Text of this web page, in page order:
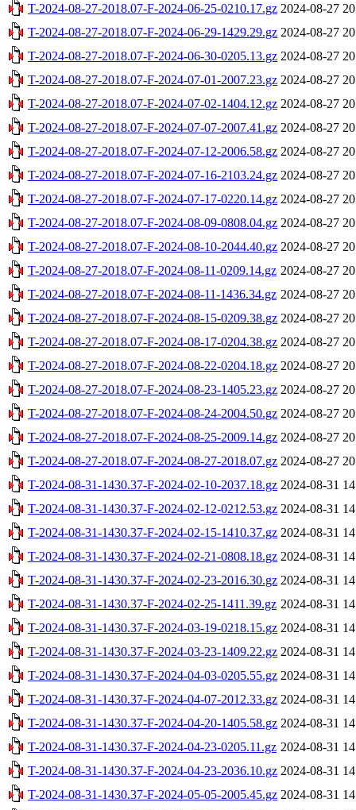
T-2024-08-27-2018.07-F-2024-06-25-0210.17.gz 2024-08-27
T-2024-08-27-2018.07-F-2024-06-29-1429.29.gz 2024-08-27
T-2024-08-27-2018.07-F-2024-06-30-0205.13.gz 2024-08-27
T-2024-08-27-2018.07-F-2024-07-01-2007.23.gz 2024-08-27
T-2024-08-27-2018.07-F-2024-07-02-1404.12.gz 2024-08-27
T-2024-08-27-2018.07-F-2024-07-07-2007.41.gz 2024-08-27
T-2024-08-27-2018.07-F-2024-07-12-2006.58.gz 2024-08-27
T-2024-08-27-2018.07-F-2024-07-16-2103.24.gz 2024-08-27
T-2024-08-27-2018.07-F-2024-07-17-0220.14.gz 2024-08-27
T-2024-08-27-2018.07-F-2024-08-09-0808.04.gz 2024-08-27
T-2024-08-27-2018.07-F-2024-08-10-2044.40.gz 2024-08-27
T-2024-08-27-2018.07-F-2024-08-11-0209.14.gz 2024-08-27
T-2024-08-27-2018.07-F-2024-08-11-1436.34.gz 2024-08-27
T-2024-08-27-2018.07-F-2024-08-15-0209.38.gz 2024-08-27
T-2024-08-27-2018.07-F-2024-08-17-0204.38.gz 2024-08-27
T-2024-08-27-2018.07-F-2024-08-22-0204.18.gz 2024-08-27
T-2024-08-27-2018.07-F-2024-08-23-1405.23.gz 2024-08-27
T-2024-08-27-2018.07-F-2024-08-24-2004.50.gz 2024-08-27
T-2024-08-27-2018.07-F-2024-08-25-2009.14.gz 2024-08-27
T-2024-08-27-2018.07-F-2024-08-27-2018.07.gz 2024-08-27
T-2024-08-31-1430.37-F-2024-02-10-2037.18.gz 2024-08-31
T-2024-08-31-1430.37-F-2024-02-12-0212.53.gz 2024-08-31
T-2024-08-31-1430.37-F-2024-02-15-1410.37.gz 2024-08-31
T-2024-08-31-1430.37-F-2024-02-21-0808.18.gz 2024-08-31
T-2024-08-31-1430.37-F-2024-02-23-2016.30.gz 2024-08-31
T-2024-08-31-1430.37-F-2024-02-25-1411.39.gz 2024-08-31
T-2024-08-31-1430.37-F-2024-03-19-0218.15.gz 2024-08-31
T-2024-08-31-1430.37-F-2024-03-23-1409.22.gz 2024-08-31
T-2024-08-31-1430.37-F-2024-04-03-0205.55.gz 2024-08-31
T-2024-08-31-1430.37-F-2024-04-07-2012.33.gz 2024-08-31
T-2024-08-31-1430.37-F-2024-04-20-1405.58.gz 2024-08-31
T-2024-08-31-1430.37-F-2024-04-23-0205.11.gz 2024-08-31
T-2024-08-31-1430.37-F-2024-04-23-2036.10.gz 2024-08-31
T-2024-08-31-1430.37-F-2024-05-05-2005.45.gz 2024-08-31